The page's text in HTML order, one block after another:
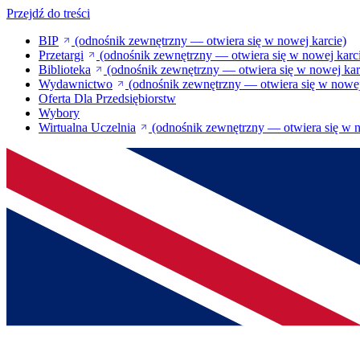
Przejdź do treści
BIP
(odnośnik zewnętrzny — otwiera się w nowej karcie)
Przetargi
(odnośnik zewnętrzny — otwiera się w nowej
Biblioteka
(odnośnik zewnętrzny — otwiera się w nowej
Wydawnictwo
(odnośnik zewnętrzny — otwiera się w
Oferta Dla Przedsiębiorstw
Wybory
Wirtualna Uczelnia
(odnośnik zewnętrzny — otwiera się w